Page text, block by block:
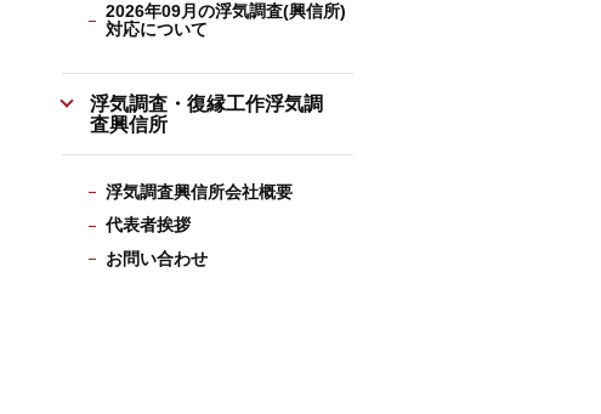
2026年09月の浮気調査(興信所)
対応について
浮気調査・復縁工作浮気調
査興信所
浮気調査興信所会社概要
代表者挨拶
お問い合わせ